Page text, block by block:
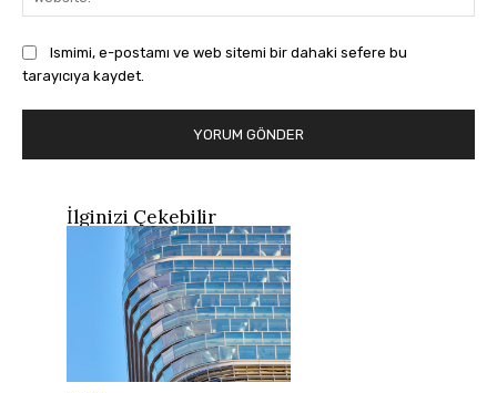
Ismimi, e-postamı ve web sitemi bir dahaki sefere bu
tarayıcıya kaydet.
İlginizi Çekebilir